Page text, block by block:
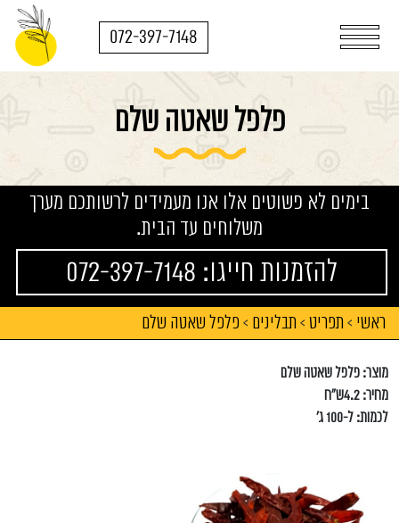
072-397-7148
פלפל שאטה שלם
בימים לא פשוטים אלו אנו מעמידים לרשותכם מערך
משלוחים עד הבית.
להזמנות חייגו: 072-397-7148
ראשי > תפריט > תבלינים > פלפל שאטה שלם
מוצר: פלפל שאטה שלם
מחיר: 4.2ש"ח
לכמות: ל-100 ג'